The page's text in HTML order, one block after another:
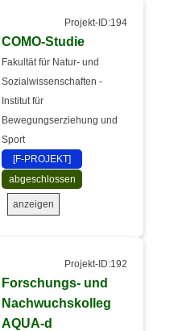
Projekt-ID:194
COMO-Studie
Fakultät für Natur- und
Sozialwissenschaften -
Institut für
Bewegungserziehung und
Sport
[F-PROJEKT]
abgeschlossen
anzeigen
Projekt-ID:192
Forschungs- und
Nachwuchskolleg
AQUA-d